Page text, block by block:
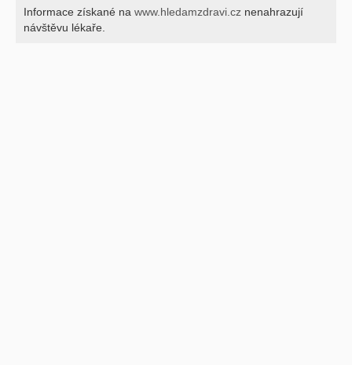
Informace získané na www.hledamzdravi.cz nenahrazují
návštěvu lékaře.